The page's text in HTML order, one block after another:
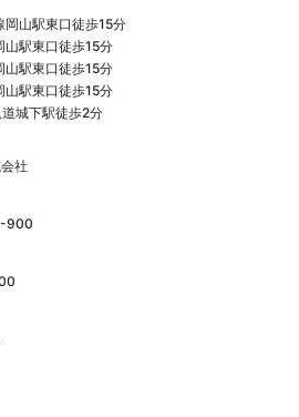
岡山駅東口徒歩15分
山駅東口徒歩15分
山駅東口徒歩15分
山駅東口徒歩15分
城下駅徒歩2分
社
900